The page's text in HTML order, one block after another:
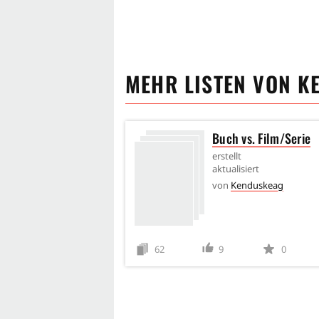
MEHR LISTEN VON
Buch vs. Film/Serie
erstellt
aktualisiert
von Kenduskeag
62 9 0